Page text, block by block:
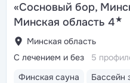
«Сосновый бор,
Минская область 4★
Минская область
Финская сауна
Бассейн
С лечением и без 5